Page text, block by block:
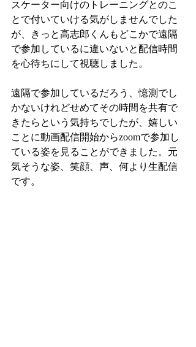
スケーター向けのトレーニングとのこ
とで付いていける気がしませんでした
が、きっと高志郎くんもどこかで遠隔
で参加しているに違いないと配信時間
を心待ちにして視聴しました。
遠隔で参加しているだろう、憶測でし
かないけれどせめてその時間を共有で
きたらという気持ちでしたが、嬉しい
ことに動画配信開始からzoomで参加し
ている姿を見ることができました。元
気そうな姿、笑顔、声、何より生配信
です。